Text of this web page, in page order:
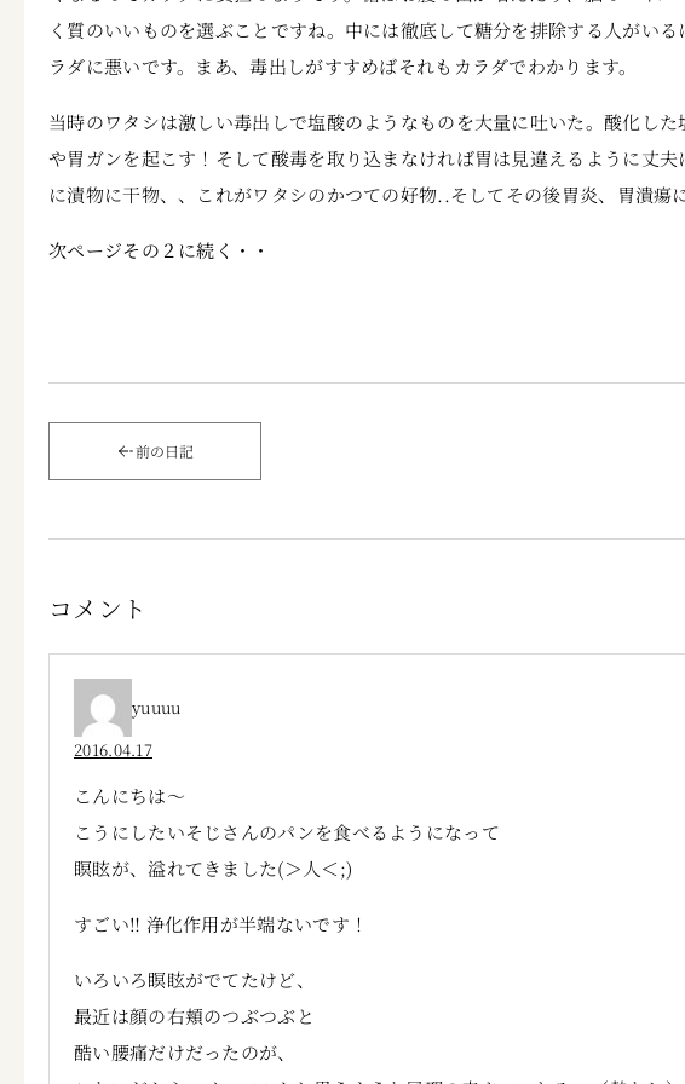
く質のいいものを選ぶことですね。中には徹底して糖分を排除する人がい
ラダに悪いです。まあ、毒出しがすすめばそれもカラダでわかります。
当時のワタシは激しい毒出しで塩酸のようなものを大量に吐いた。酸化し
や胃ガンを起こす！そして酸毒を取り込まなければ胃は見違えるように丈
に漬物に干物、、これがワタシのかつての好物..そしてその後胃炎、胃潰瘍
次ページその２に続く・・
前の日記
コメント
yuuuu
2016.04.17
こんにちは〜
こうにしたいそじさんのパンを食べるようになって
瞑眩が、溢れてきました(＞人＜;)
すごい‼︎ 浄化作用が半端ないです！
いろいろ瞑眩がでてたけど、
最近は顔の右頬のつぶつぶと
酷い腰痛だけだったのが、